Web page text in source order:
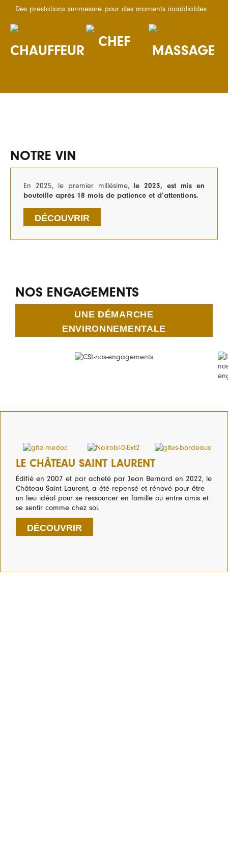
CHAUFFEUR
CHEF
MASSAGE
Des prestations sur-mesure pour des moments inoubliables
NOTRE VIN
En 2025, le premier millésime, le 2023, est mis en
bouteille après 18 mois de patience et d’attentions.
DÉCOUVRIR
NOS ENGAGEMENTS
UNE DÉMARCHE
ENVIRONNEMENTALE
LE CHÂTEAU SAINT LAURENT
Édifié en 2007 et par acheté par Jean Bernard en 2022, le
Château Saint Laurent, a été repensé et rénové pour être
un lieu idéal pour se ressourcer en famille ou entre amis et
se sentir comme chez soi.
DÉCOUVRIR